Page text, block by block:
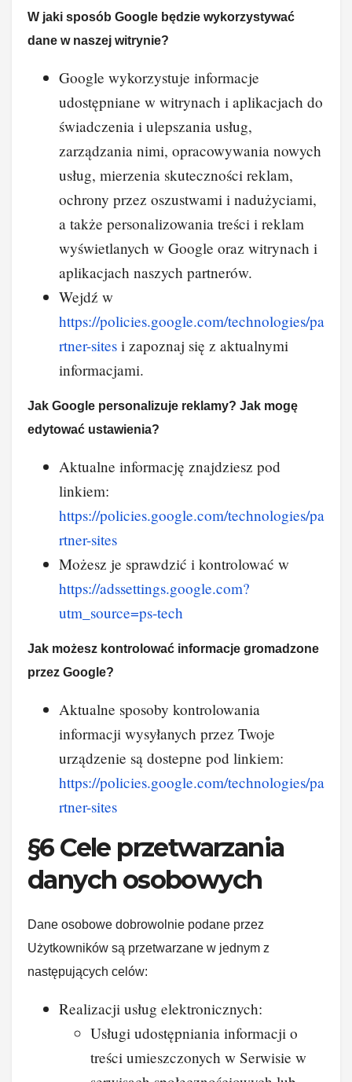
W jaki sposób Google będzie wykorzystywać
dane w naszej witrynie?
Google wykorzystuje informacje
udostępniane w witrynach i aplikacjach do
świadczenia i ulepszania usług,
zarządzania nimi, opracowywania nowych
usług, mierzenia skuteczności reklam,
ochrony przez oszustwami i nadużyciami,
a także personalizowania treści i reklam
wyświetlanych w Google oraz witrynach i
aplikacjach naszych partnerów.
Wejdź w
https://policies.google.com/technologies/pa
rtner-sites i zapoznaj się z aktualnymi
informacjami.
Jak Google personalizuje reklamy? Jak mogę
edytować ustawienia?
Aktualne informację znajdziesz pod
linkiem:
https://policies.google.com/technologies/pa
rtner-sites
Możesz je sprawdzić i kontrolować w
https://adssettings.google.com?
utm_source=ps-tech
Jak możesz kontrolować informacje gromadzone
przez Google?
Aktualne sposoby kontrolowania
informacji wysyłanych przez Twoje
urządzenie są dostepne pod linkiem:
https://policies.google.com/technologies/pa
rtner-sites
§6 Cele przetwarzania
danych osobowych
Dane osobowe dobrowolnie podane przez
Użytkowników są przetwarzane w jednym z
następujących celów:
Realizacji usług elektronicznych:
Usługi udostępniania informacji o
treści umieszczonych w Serwisie w